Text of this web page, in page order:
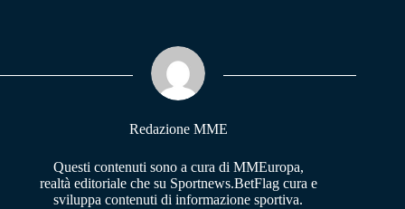
pp m
Redazione MME
Questi contenuti sono a cura di MMEuropa,
realtà editoriale che su Sportnews.BetFlag cura e
sviluppa contenuti di informazione sportiva.